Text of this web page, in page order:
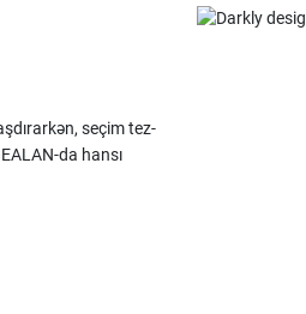
seçim tez-
da hansı